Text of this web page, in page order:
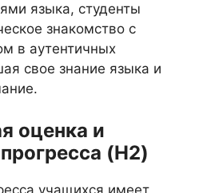
языка, студенты
знакомство с
в аутентичных
свое знание языка и
оценка и
(H2)
учащихся имеет